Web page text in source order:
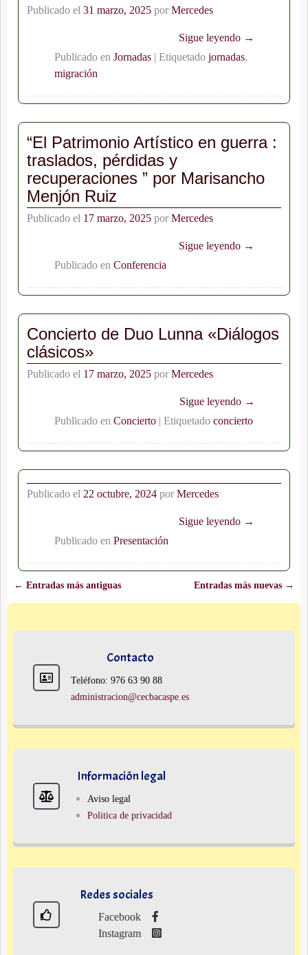
Publicado el 31 marzo, 2025 por Mercedes
Sigue leyendo →
Publicado en Jornadas| Etiquetado jornadas,
migración
“El Patrimonio Artístico en guerra :
traslados, pérdidas y
recuperaciones ” por Marisancho
Menjón Ruiz
Publicado el 17 marzo, 2025 por Mercedes
Sigue leyendo →
Publicado en Conferencia
Concierto de Duo Lunna «Diálogos
clásicos»
Publicado el 17 marzo, 2025 por Mercedes
Sigue leyendo →
Publicado en Concierto| Etiquetado concierto
Publicado el 22 octubre, 2024 por Mercedes
Sigue leyendo →
Publicado en Presentación
Navegación de entradas
← Entradas más antiguas Entradas más nuevas →
Contacto
Teléfono: 976 63 90 88
administracion@cecbacaspe.es
Información legal
Aviso legal
Politica de privacidad
Redes sociales
Facebook
Instagram